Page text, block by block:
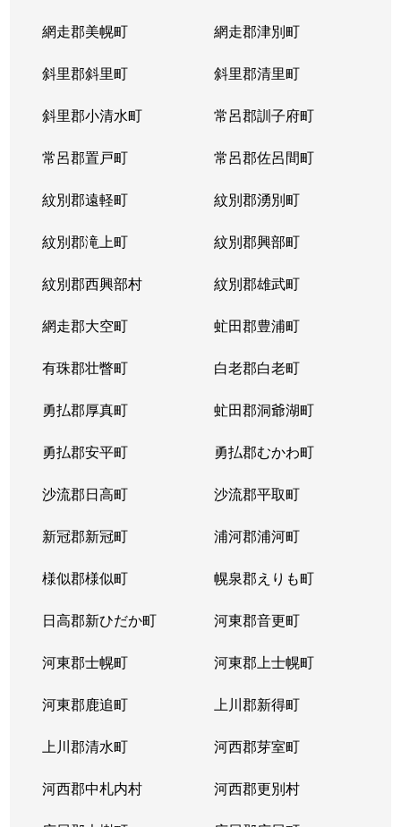
網走郡美幌町 網走郡津別町
斜里郡斜里町 斜里郡清里町
斜里郡小清水町 常呂郡訓子府町
常呂郡置戸町 常呂郡佐呂間町
紋別郡遠軽町 紋別郡湧別町
紋別郡滝上町 紋別郡興部町
紋別郡西興部村 紋別郡雄武町
網走郡大空町 虻田郡豊浦町
有珠郡壮瞥町 白老郡白老町
勇払郡厚真町 虻田郡洞爺湖町
勇払郡安平町 勇払郡むかわ町
沙流郡日高町 沙流郡平取町
新冠郡新冠町 浦河郡浦河町
様似郡様似町 幌泉郡えりも町
日高郡新ひだか町 河東郡音更町
河東郡士幌町 河東郡上士幌町
河東郡鹿追町 上川郡新得町
上川郡清水町 河西郡芽室町
河西郡中札内村 河西郡更別村